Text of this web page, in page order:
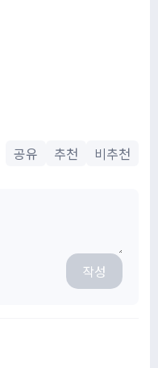
공유 추천 비추천
작성